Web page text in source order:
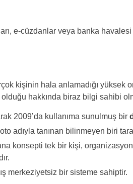
e-cüzdanlar veya banka
kişinin hala anlamadığı yüksek
hakkında biraz bilgi sahibi
2009’da kullanıma sunulmuş bir
adıyla tanınan bilinmeyen biri
konsepti tek bir kişi,
merkeziyetsiz bir sisteme sahiptir.